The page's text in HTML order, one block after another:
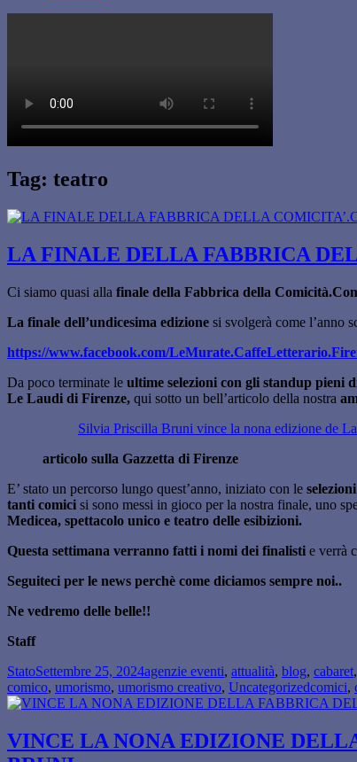
Tag: teatro
LA FINALE DELLA FABBRICA
Ci siamo quasi alla finale della Fabbrica della
La finale dell’undicesima edizione si svolgerà come l’anno
https://www.facebook.com/
Da poco terminate le ultime selezioni con gli standup pieni
Le Laudi di Firenze, qui sotto un bell’articolo della nostra
Silvia Priscilla Bruni vince la nona edizione de
articolo sulla Gazzetta di Firenze
E’ stato un percorso lungo quest’anno, iniziato con le
tanti comici si sono messi in gioco per la nostra finale, uno
Medicea, spettacolo unico e teatro delle esibizioni.
Questa settimana verranno fatti i nomi dei finalisti e verrà
Seguiteci per le news perchè come diciamos sempre noi..
Ne vedremo delle belle!!
Staff
Formato
StatoScritto
il
Settembre 25, 2024Categorie
agenzie eventi, attualità, blog, cabaret,
comico, umorismo, umorismo creativo, UncategorizedTag
comici,
VINCE LA NONA EDIZIONE